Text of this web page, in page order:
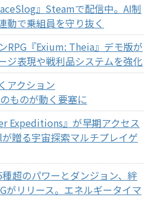
』Steamで配信中。AI制
動で乗組員を守り抜く
RPG『Exium: Theia』デモ版が
ジ表現や戦利品システムを強化
アクション
ものが動く要塞に
Expeditions』が早期アクセス
贈る宇宙探索マルチプレイゲ
超のパワーとダンジョン、絆
がリリース。エネルギータイマ